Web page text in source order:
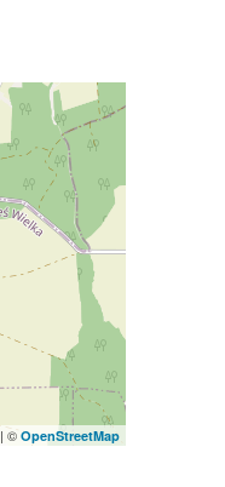
| ©OpenStreetMap